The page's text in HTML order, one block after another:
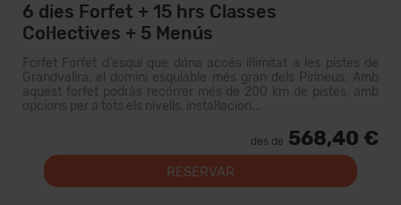
6 dies Forfet + 15 hrs Classes
Col·lectives + 5 Menús
Forfet Forfet d'esquí que dóna accés il·limitat a les pistes de
Grandvalira, el domini esquiable més gran dels Pirineus. Amb
aquest forfet podràs recórrer més de 200 km de pistes, amb
opcions per a tots els nivells, instal·lacion...
des de 568,40 €
RESERVAR